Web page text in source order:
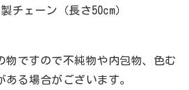
チェーン（長さ50cm）
物ですので不純物や内包物、色む
ある場合がございます。